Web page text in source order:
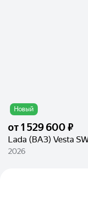
Новый
от1 529 600 ₽
Lada (ВАЗ) Vesta
2026